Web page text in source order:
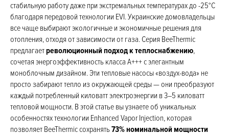
стабильную работу даже при экстремальных температурах до -25°C
благодаря передовой технологии EVI. Украинские домовладельцы
все чаще выбирают экологичные и экономичные решения для
отопления, отходя от зависимости от газа. Серия BeeThermic
предлагаетреволюционный подход к теплоснабжению,
сочетая энергоэффективность класса A+++ с элегантным
моноблочным дизайном. Эти тепловые насосы «воздух-вода» не
просто забирают тепло из окружающей среды — они преобразуют
каждый потребленный киловатт электроэнергии в 3–5 киловатт
тепловой мощности. В этой статье вы узнаете об уникальных
особенностях технологии Enhanced Vapor Injection, которая
позволяет BeeThermic сохранять73% номинальной мощности